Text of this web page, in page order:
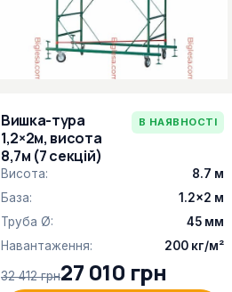
Вишка-тура
1,2×2м, висота
8,7м (7 секцій)
В НАЯВНОСТІ
Висота:
8.7 м
База:
1.2×2 м
Труба Ø:
45 мм
Навантаження:
200 кг/м²
32 412 грн27 010 грн